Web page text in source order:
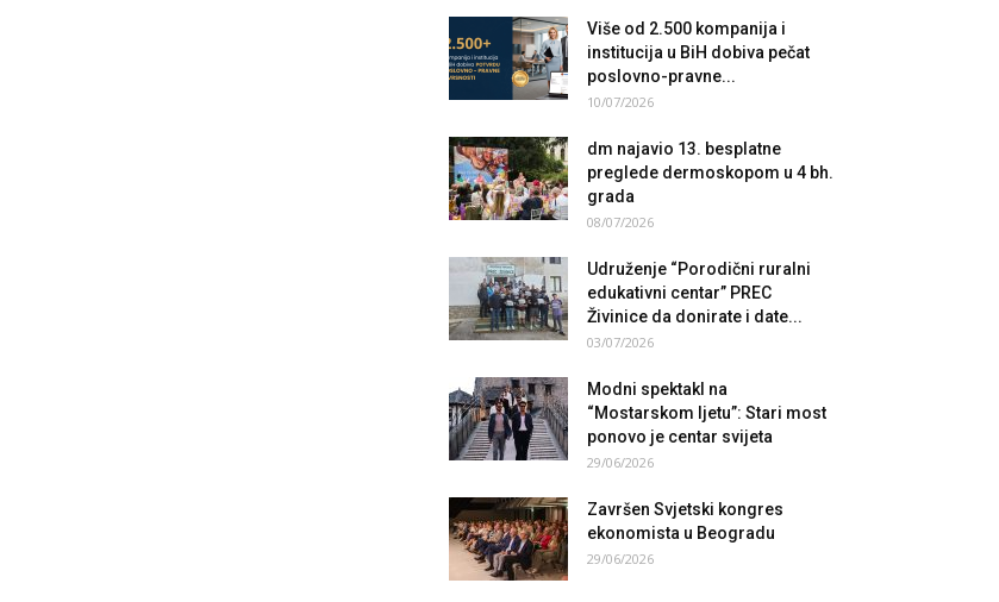
Više od 2.500 kompanija i
institucija u BiH dobiva pečat
poslovno-pravne...
10/07/2026
dm najavio 13. besplatne
preglede dermoskopom u 4 bh.
grada
08/07/2026
Udruženje “Porodični ruralni
edukativni centar” PREC
Živinice da donirate i date...
03/07/2026
Modni spektakl na
“Mostarskom ljetu”: Stari most
ponovo je centar svijeta
29/06/2026
Završen Svjetski kongres
ekonomista u Beogradu
29/06/2026